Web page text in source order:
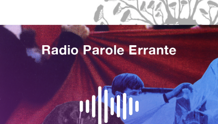
Radio Parole Errante